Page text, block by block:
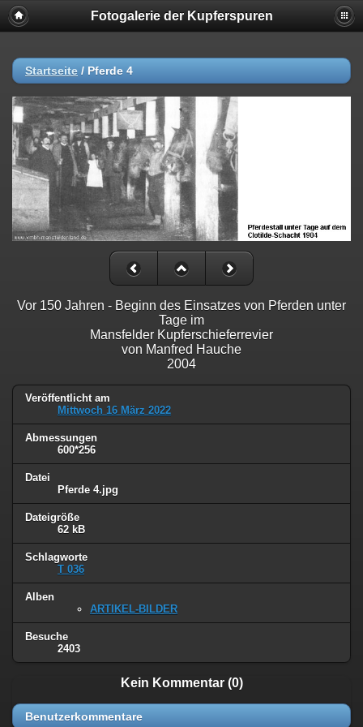
Fotogalerie der Kupferspuren
Startseite / Pferde 4
Vor 150 Jahren - Beginn des Einsatzes von Pferden unter
Tage im
Mansfelder Kupferschieferrevier
von Manfred Hauche
2004
Veröffentlicht am
Mittwoch 16 März 2022
Abmessungen
600*256
Datei
Pferde 4.jpg
Dateigröße
62 kB
Schlagworte
T 036
Alben
ARTIKEL-BILDER
Besuche
2403
Kein Kommentar (0)
Benutzerkommentare